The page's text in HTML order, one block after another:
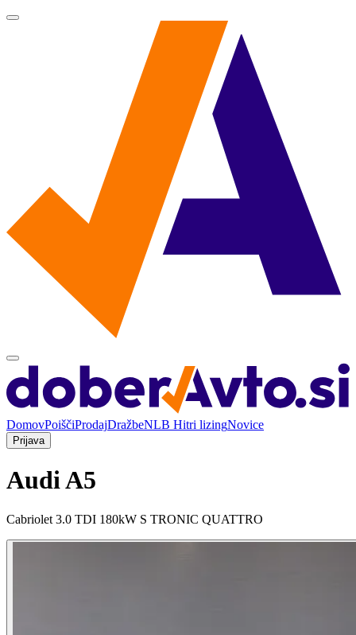
DomovPoiščiProdajDražbeNLB Hitri lizingNovice
Prijava
Audi A5
Cabriolet 3.0 TDI 180kW S TRONIC QUATTRO